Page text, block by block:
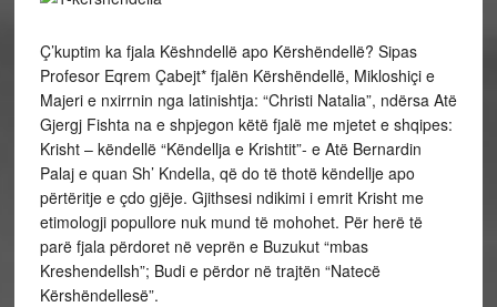
Ç’kuptim ka fjala Këshndellë apo Kërshëndellë? Sipas
Profesor Eqrem Çabejt* fjalën Kërshëndellë, Mikloshiçi e
Majeri e nxirrnin nga latinishtja: “Christi Natalia”, ndërsa Atë
Gjergj Fishta na e shpjegon këtë fjalë me mjetet e shqipes:
Krisht – këndellë “Këndellja e Krishtit”- e Atë Bernardin
Palaj e quan Sh’ Kndella, që do të thotë këndellje apo
përtëritje e çdo gjëje. Gjithsesi ndikimi i emrit Krisht me
etimologji popullore nuk mund të mohohet. Për herë të
parë fjala përdoret në veprën e Buzukut “mbas
Kreshendellsh”; Budi e përdor në trajtën “Natecë
Kërshëndellesë”.